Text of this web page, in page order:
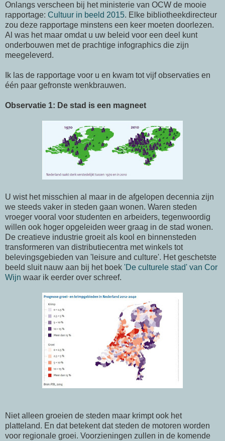
Onlangs verscheen bij het ministerie van OCW de mooie
rapportage: Cultuur in beeld 2015. Elke bibliotheekdirecteur
zou deze rapportage minstens een keer moeten doorlezen.
Al was het maar omdat u uw beleid voor een deel kunt
onderbouwen met de prachtige infographics die zijn
meegeleverd.
Ik las de rapportage voor u en kwam tot vijf observaties en
één paar gefronste wenkbrauwen.
Observatie 1: De stad is een magneet
U wist het misschien al maar in de afgelopen decennia zijn
we steeds vaker in steden gaan wonen. Waren steden
vroeger vooral voor studenten en arbeiders, tegenwoordig
willen ook hoger opgeleiden weer graag in de stad wonen.
De creatieve industrie groeit als kool en binnensteden
transformeren van distributiecentra met winkels tot
belevingsgebieden van 'leisure and culture'. Het geschetste
beeld sluit nauw aan bij het boek 'De culturele stad' van Cor
Wijn waar ik eerder over schreef.
Niet alleen groeien de steden maar krimpt ook het
platteland. En dat betekent dat steden de motoren worden
voor regionale groei. Voorzieningen zullen in de komende